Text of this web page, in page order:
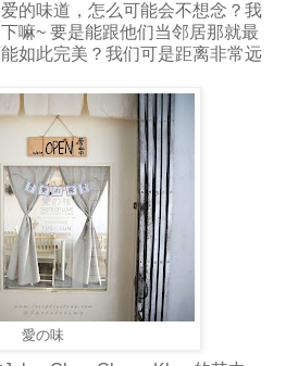
的味道，怎么可能会不想念？我
嘛~ 要是能跟他们当邻居那就最
如此完美？我们可是距离非常远
愛の味